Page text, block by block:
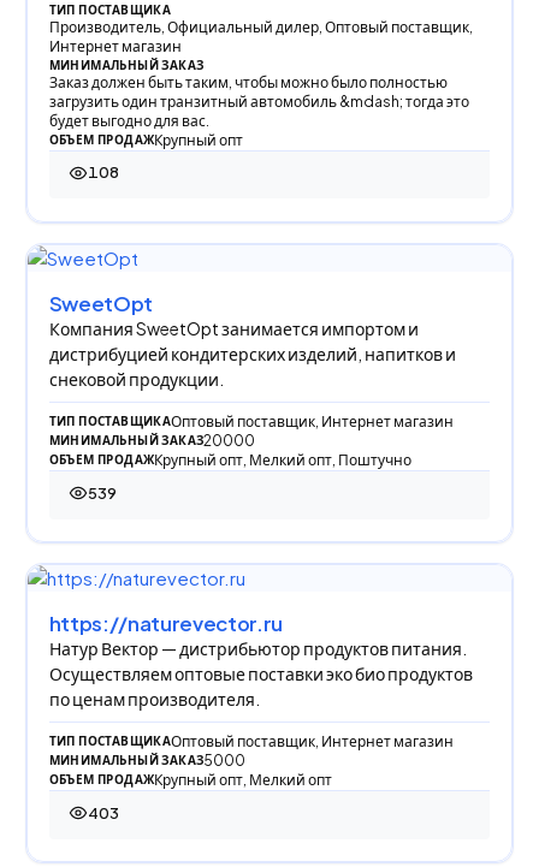
ТИП ПОСТАВЩИКА
Производитель, Официальный дилер, Оптовый поставщик,
Интернет магазин
МИНИМАЛЬНЫЙ ЗАКАЗ
Заказ должен быть таким, чтобы можно было полностью
загрузить один транзитный автомобиль &mdash; тогда это
будет выгодно для вас.
ОБЪЕМ ПРОДАЖКрупный опт
108
108 просмотров
SweetOpt
Компания SweetOpt занимается импортом и
дистрибуцией кондитерских изделий, напитков и
снековой продукции.
ТИП ПОСТАВЩИКАОптовый поставщик, Интернет магазин
МИНИМАЛЬНЫЙ ЗАКАЗ20000
ОБЪЕМ ПРОДАЖКрупный опт, Мелкий опт, Поштучно
539
539 просмотров
https://naturevector.ru
Натур Вектор — дистрибьютор продуктов питания.
Осуществляем оптовые поставки эко био продуктов
по ценам производителя.
ТИП ПОСТАВЩИКАОптовый поставщик, Интернет магазин
МИНИМАЛЬНЫЙ ЗАКАЗ5000
ОБЪЕМ ПРОДАЖКрупный опт, Мелкий опт
403
403 просмотра